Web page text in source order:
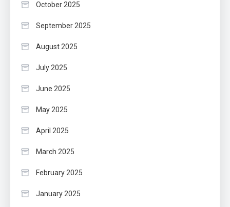
October 2025
September 2025
August 2025
July 2025
June 2025
May 2025
April 2025
March 2025
February 2025
January 2025